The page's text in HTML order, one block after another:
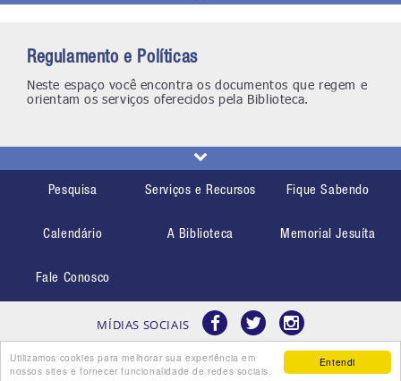
Entendi
Utilizamos cookies para melhorar sua experiência em
nossos sites e fornecer funcionalidade de redes sociais.
Regulamento e Políticas
Neste espaço você encontra os documentos que regem e
orientam os serviços oferecidos pela Biblioteca.
Pesquisa Serviços e Recursos Fique Sabendo
Calendário A Biblioteca Memorial Jesuíta
Fale Conosco
MÍDIAS SOCIAIS